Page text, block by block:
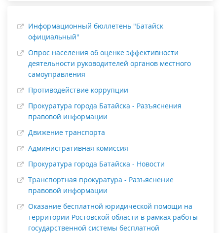
Информационный бюллетень "Батайск
официальный"
Опрос населения об оценке эффективности
деятельности руководителей органов местного
самоуправления
Противодействие коррупции
Прокуратура города Батайска - Разъяснения
правовой информации
Движение транспорта
Административная комиссия
Прокуратура города Батайска - Новости
Транспортная прокуратура - Разъяснение
правовой информации
Оказание бесплатной юридической помощи на
территории Ростовской области в рамках работы
государственной системы бесплатной